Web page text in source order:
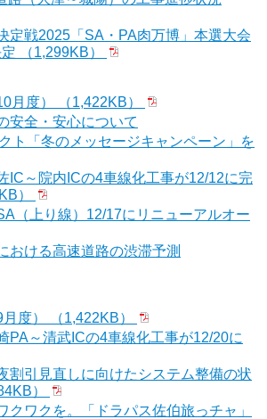
定戦2025「SA・PA肉万博」本選大会
（1,299KB）
月度） （1,422KB）
安全・安心について
ト「冬のメッセージキャンペーン」を
～院内ICの4車線化工事が12/12に完
）
（上り線）12/17にリニューアルオー
おける高速道路の渋滞予測
度） （1,422KB）
～清武ICの4車線化工事が12/20に
割引見直しに向けたシステム整備の状
）
クワクを。「ドラパス佐伯旅っチャ」